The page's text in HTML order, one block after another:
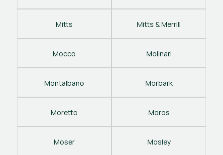
Mitts Mitts & Merrill
Mocco Molinari
Montalbano Morbark
Moretto Moros
Moser Mosley